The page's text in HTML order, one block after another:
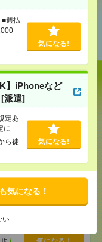
週払
円
気になる!
】iPhoneなど
[派遣]
定あ
よ
ら徒
気になる!
気になる！
い
お散歩付き添
い
気になる！
などスマホの